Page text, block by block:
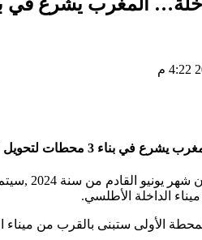
لتحويل الغاز الطبيعي المسال
الداخلة الأطلسي.
الأولى ستبنى بالقرب من ميناء